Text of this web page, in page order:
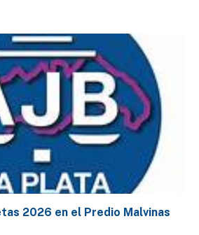
2026 en el Predio Malvinas